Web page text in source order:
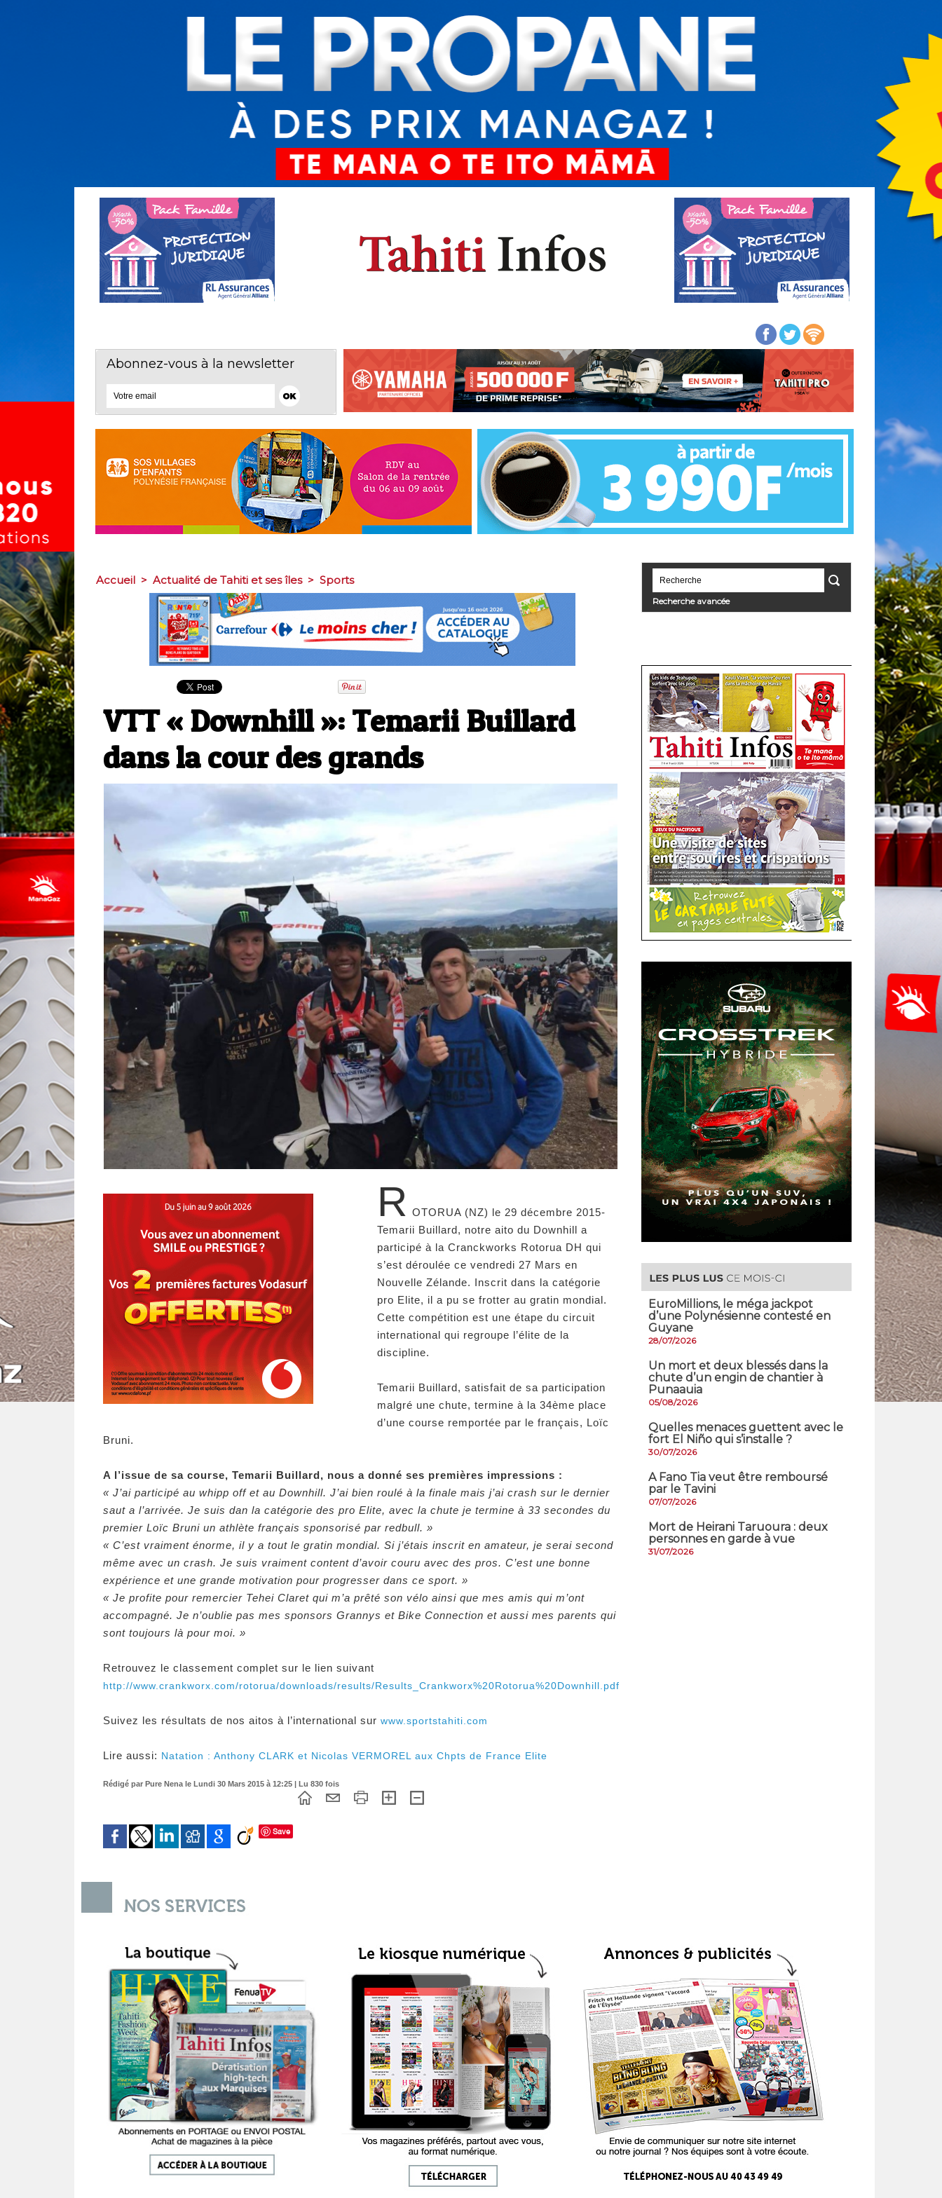
Abonnez-vous à la newsletter
Accueil > Actualité de Tahiti et ses îles > Sports
VTT « Downhill »: Temarii Buillard
dans la cour des grands
R OTORUA (NZ) le 29 décembre 2015-
Temarii Buillard, notre aito du Downhill a
participé à la Cranckworks Rotorua DH qui
s’est déroulée ce vendredi 27 Mars en
Nouvelle Zélande. Inscrit dans la catégorie
pro Elite, il a pu se frotter au gratin mondial.
Cette compétition est une étape du circuit
international qui regroupe l’élite de la
discipline.
Temarii Buillard, satisfait de sa participation
malgré une chute, termine à la 34ème place
d’une course remportée par le français, Loïc
Bruni.
A l’issue de sa course, Temarii Buillard, nous a donné ses premières impressions :
« J’ai participé au whipp off et au Downhill. J’ai bien roulé à la finale mais j’ai crash sur le dernier
saut a l’arrivée. Je suis dan la catégorie des pro Elite, avec la chute je termine à 33 secondes du
premier Loïc Bruni un athlète français sponsorisé par redbull. »
« C’est vraiment énorme, il y a tout le gratin mondial. Si j’étais inscrit en amateur, je serai second
même avec un crash. Je suis vraiment content d’avoir couru avec des pros. C’est une bonne
expérience et une grande motivation pour progresser dans ce sport. »
« Je profite pour remercier Tehei Claret qui m’a prêté son vélo ainsi que mes amis qui m’ont
accompagné. Je n’oublie pas mes sponsors Grannys et Bike Connection et aussi mes parents qui
sont toujours là pour moi. »
Retrouvez le classement complet sur le lien suivant
http://www.crankworx.com/rotorua/downloads/results/Results_Crankworx%20Rotorua%20Downhill.pdf
Suivez les résultats de nos aitos à l’international sur www.sportstahiti.com
Lire aussi: Natation : Anthony CLARK et Nicolas VERMOREL aux Chpts de France Elite
Rédigé par Pure Nena le Lundi 30 Mars 2015 à 12:25 | Lu 830 fois
Save
Recherche avancée
EuroMillions, ​le méga jackpot
d’une Polynésienne contesté en
Guyane
28/07/2026
​Un mort et deux blessés dans la
chute d’un engin de chantier à
Punaauia
05/08/2026
Quelles menaces guettent avec le
fort El Niño qui s’installe ?
30/07/2026
A Fano Tia veut être remboursé
par le Tavini
07/07/2026
Mort de Heirani Taruoura : deux
personnes en garde à vue
31/07/2026